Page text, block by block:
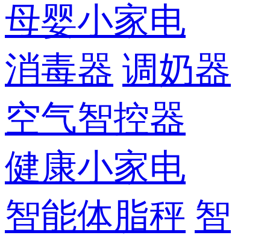
母婴小家电
消毒器 调奶器
空气智控器
健康小家电
智能体脂秤 智